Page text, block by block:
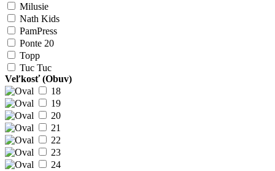
Milusie
Nath Kids
PamPress
Ponte 20
Topp
Tuc Tuc
Veľkosť (Obuv)
18
19
20
21
22
23
24